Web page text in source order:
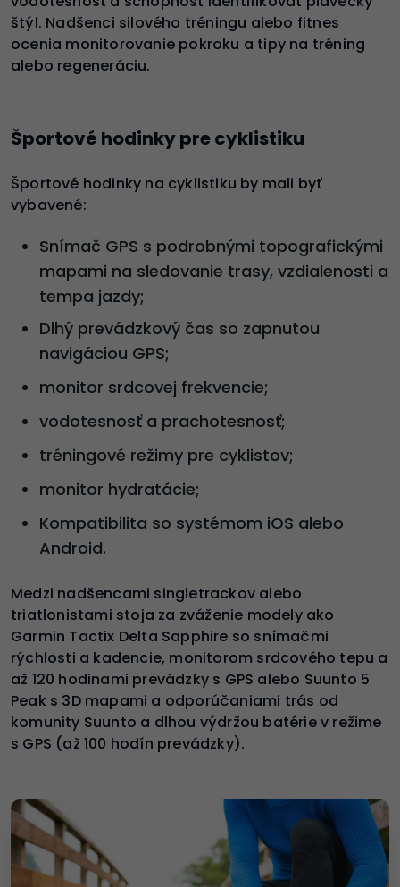
štýl. Nadšenci silového tréningu alebo fitnes
ocenia monitorovanie pokroku a tipy na tréning
alebo regeneráciu.
Športové hodinky pre cyklistiku
Športové hodinky na cyklistiku by mali byť
vybavené:
Snímač GPS s podrobnými topografickými
mapami na sledovanie trasy, vzdialenosti a
tempa jazdy;
Dlhý prevádzkový čas so zapnutou
navigáciou GPS;
monitor srdcovej frekvencie;
vodotesnosť a prachotesnosť;
tréningové režimy pre cyklistov;
monitor hydratácie;
Kompatibilita so systémom iOS alebo
Android.
Medzi nadšencami singletrackov alebo
triatlonistami stoja za zváženie modely ako
Garmin Tactix Delta Sapphire so snímačmi
rýchlosti a kadencie, monitorom srdcového tepu a
až 120 hodinami prevádzky s GPS alebo Suunto 5
Peak s 3D mapami a odporúčaniami trás od
komunity Suunto a dlhou výdržou batérie v režime
s GPS (až 100 hodín prevádzky).